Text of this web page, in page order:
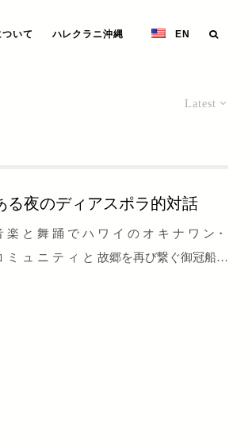
ついて ハレクラニ沖縄 EN
Latest
る夜のディアスポラ的対話
楽 と 舞 踊 で ハ ワ イ の オ キ ナ ワ ン・
ミ ュ ニ テ ィ と 故郷を再び繋ぐ御冠船歌